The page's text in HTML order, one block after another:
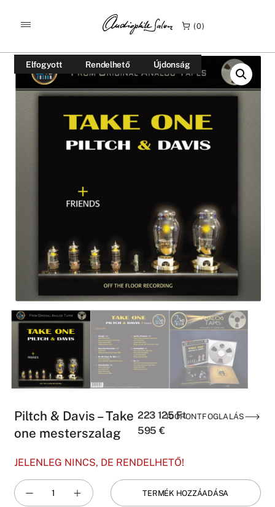
0
KEZDŐLAP TERMÉKEK
/
PILTCH & DAVIS – TAKE ONE MESTERSZALAG
Elfogyott Rendelhető Újdonság
IDŐPONTFOGLALÁS
Piltch & Davis – Take
one mesterszalag
223 125Ft
595 €
JELENLEG NINCS, DE RENDELHETŐ!
TERMÉK HOZZÁADÁSA